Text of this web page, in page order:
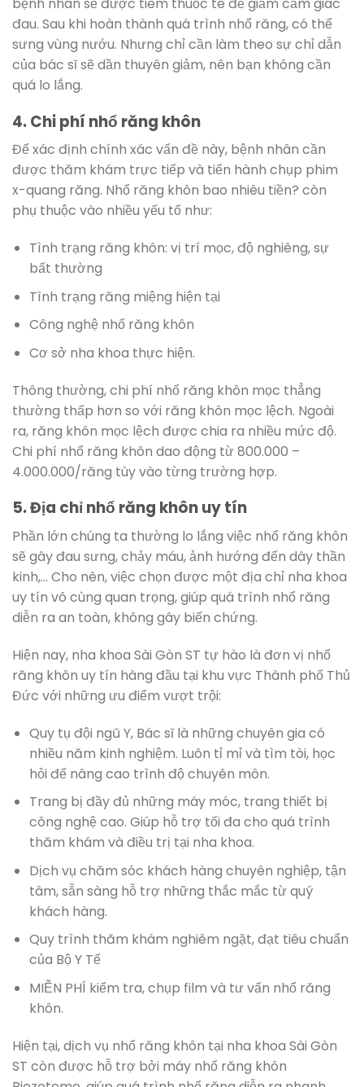
đau. Sau khi hoàn thành quá trình nhổ răng, có thể
sưng vùng nướu. Nhưng chỉ cần làm theo sự chỉ dẫn
của bác sĩ sẽ dần thuyên giảm, nên bạn không cần
quá lo lắng.
4. Chi phí nhổ răng khôn
Để xác định chính xác vấn đề này, bệnh nhân cần
được thăm khám trực tiếp và tiến hành chụp phim
x-quang răng. Nhổ răng khôn bao nhiêu tiền? còn
phụ thuộc vào nhiều yếu tố như:
Tình trạng răng khôn: vị trí mọc, độ nghiêng, sự
bất thường
Tình trạng răng miệng hiện tại
Công nghệ nhổ răng khôn
Cơ sở nha khoa thực hiện.
Thông thường, chi phí nhổ răng khôn mọc thẳng
thường thấp hơn so với răng khôn mọc lệch. Ngoài
ra, răng khôn mọc lệch được chia ra nhiều mức độ.
Chi phí nhổ răng khôn dao động từ 800.000 –
4.000.000/răng tùy vào từng trường hợp.
5. Địa chỉ nhổ răng khôn uy tín
Phần lớn chúng ta thường lo lắng việc nhổ răng khôn
sẽ gây đau sưng, chảy máu, ảnh hướng đến dây thần
kinh,… Cho nên, việc chọn được một địa chỉ nha khoa
uy tín vô cùng quan trọng, giúp quá trình nhổ răng
diễn ra an toàn, không gây biến chứng.
Hiện nay, nha khoa Sài Gòn ST tự hào là đơn vị nhổ
răng khôn uy tín hàng đầu tại khu vực Thành phố Thủ
Đức với những ưu điểm vượt trội:
Quy tụ đội ngũ Y, Bác sĩ là những chuyên gia có
nhiều năm kinh nghiệm. Luôn tỉ mỉ và tìm tòi, học
hỏi để nâng cao trình độ chuyên môn.
Trang bị đầy đủ những máy móc, trang thiết bị
công nghệ cao. Giúp hỗ trợ tối đa cho quá trình
thăm khám và điều trị tại nha khoa.
Dịch vụ chăm sóc khách hàng chuyên nghiệp, tận
tâm, sẵn sàng hỗ trợ những thắc mắc từ quý
khách hàng.
Quy trình thăm khám nghiêm ngặt, đạt tiêu chuẩn
của Bộ Y Tế
MIỄN PHÍ kiểm tra, chụp film và tư vấn nhổ răng
khôn.
Hiện tại, dịch vụ nhổ răng khôn tại nha khoa Sài Gòn
ST còn được hỗ trợ bởi máy nhổ răng khôn